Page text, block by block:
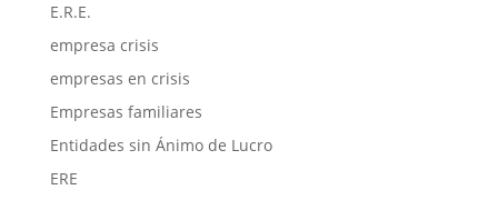
E.R.E.
empresa crisis
empresas en crisis
Empresas familiares
Entidades sin Ánimo de Lucro
ERE